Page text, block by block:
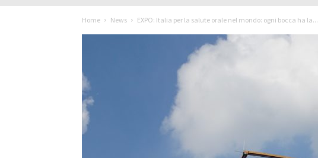
Home News EXPO: Italia per la salute orale nel mondo: ogni bocca ha la...